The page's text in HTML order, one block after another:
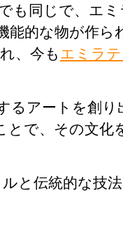
も同じで、エ
能的な物が作ら
、今も エミラ
るアートを創り
とで、その文化
と伝統的な技